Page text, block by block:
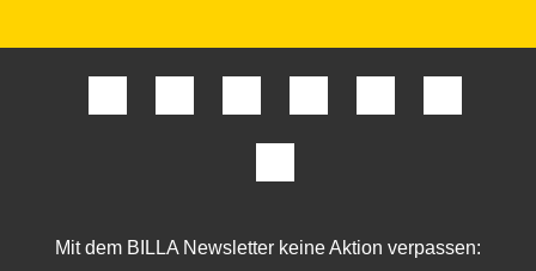
Mit dem BILLA Newsletter keine Aktion verpassen: